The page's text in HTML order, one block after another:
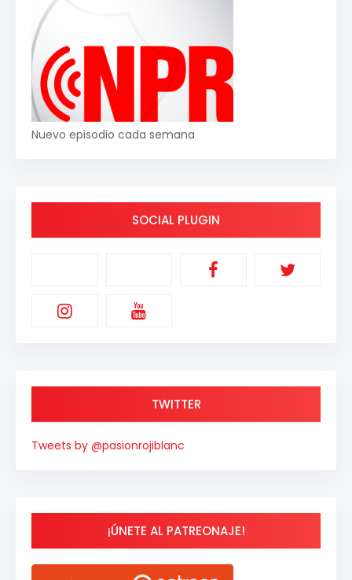
Nuevo episodio cada semana
SOCIAL PLUGIN
TWITTER
Tweets by @pasionrojiblanc
¡ÚNETE AL PATREONAJE!